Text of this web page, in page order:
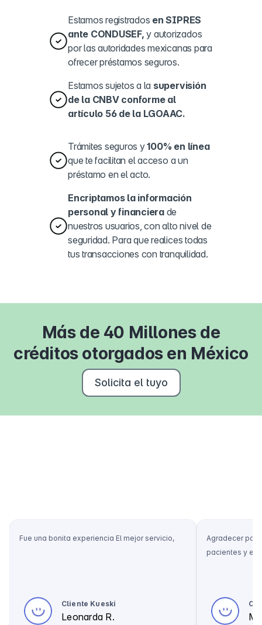
Estamos registrados en SIPRES
ante CONDUSEF,y autorizados
por las autoridades mexicanas para
ofrecer préstamos seguros.
Estamos sujetos a la supervisión
de la CNBV conforme al
artículo 56 de la LGOAAC.
Trámites seguros y100% en línea
que te facilitan el acceso a un
préstamo en el acto.
Encriptamos la información
personal y financierade
nuestros usuarios, con alto nivel de
seguridad. Para que realices todas
tus transacciones con tranquilidad.
Más de 40 Millones de
créditos otorgados en México
Solicita el tuyo
Fue una bonita experiencia El mejor servicio,
Cliente Kueski
Leonarda R.
Agradecer
pacientes y